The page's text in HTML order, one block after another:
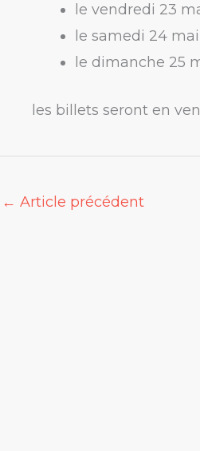
le vendredi 23
le samedi 24
le dimanche 25
les billets seront en
← Article précédent